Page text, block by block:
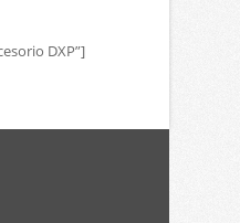
DXP”]